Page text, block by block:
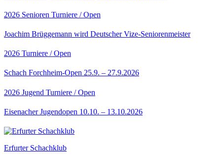
2026 Senioren Turniere / Open
Joachim Brüggemann wird Deutscher Vize-Seniorenmeister
2026 Turniere / Open
Schach Forchheim-Open 25.9. – 27.9.2026
2026 Jugend Turniere / Open
Eisenacher Jugendopen 10.10. – 13.10.2026
Erfurter Schachklub